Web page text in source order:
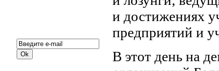
и достижениях
предприятий и
В этот день на